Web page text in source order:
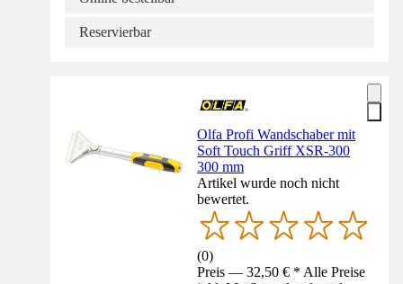
Reservierbar
Olfa Profi Wandschaber mit
Soft Touch Griff XSR-300
300 mm
Artikel wurde noch nicht
bewertet.
(0)
Preis — 32,50 € * Alle Preise